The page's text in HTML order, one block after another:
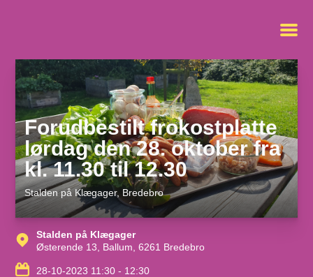
Forudbestilt frokostplatte
lørdag den 28. oktober fra
kl. 11.30 til 12.30
Stalden på Klægager, Bredebro
Stalden på Klægager
Østerende 13, Ballum, 6261 Bredebro
28-10-2023 11:30 - 12:30